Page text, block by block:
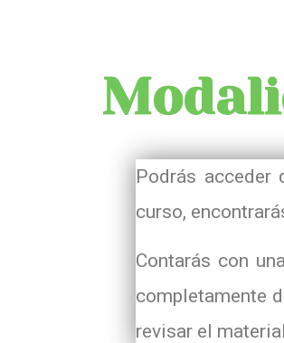
Podrás acceder
curso,
Contarás con
completamente
revisar el